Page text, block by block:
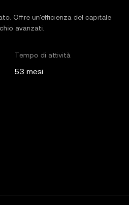
Offre un'efficienza del capitale
avanzati.
Tempo di attività
53 mesi
Blockchain.com